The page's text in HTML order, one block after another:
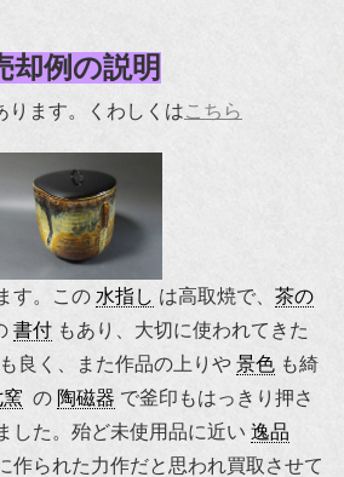
却例の説明
ります。くわしくはこちら
す。この 水指し は高取焼で、 茶の
書付 もあり、大切に使われてきた
も良く、また作品の上りや 景色 も綺
の 陶磁器 で釜印もはっきり押さ
した。殆ど未使用品に近い 逸品
作られた力作だと思われ買取させて